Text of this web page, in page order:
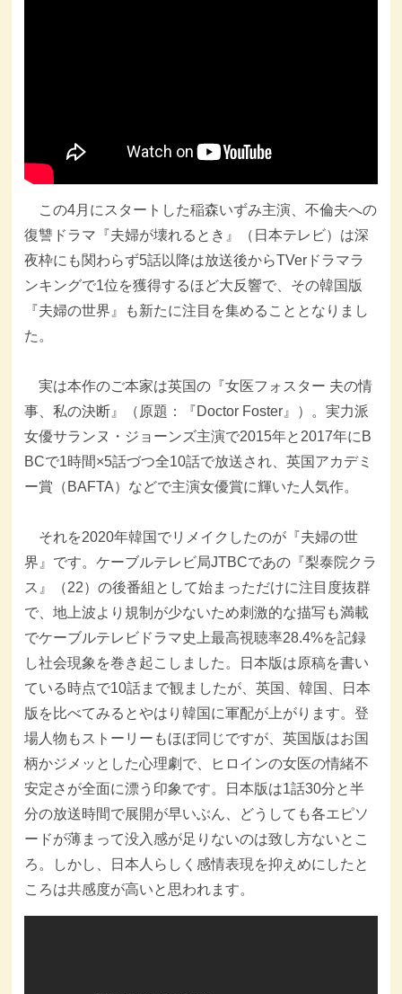
この4月にスタートした稲森いずみ主演、不倫夫への
復讐ドラマ『夫婦が壊れるとき』（日本テレビ）は深
夜枠にも関わらず5話以降は放送後からTVerドラマラ
ンキングで1位を獲得するほど大反響で、その韓国版
『夫婦の世界』も新たに注目を集めることとなりまし
た。
実は本作のご本家は英国の『女医フォスター 夫の情
事、私の決断』（原題：『Doctor Foster』）。実力派
女優サランヌ・ジョーンズ主演で2015年と2017年にB
BCで1時間×5話づつ全10話で放送され、英国アカデミ
ー賞（BAFTA）などで主演女優賞に輝いた人気作。
それを2020年韓国でリメイクしたのが『夫婦の世
界』です。ケーブルテレビ局JTBCであの『梨泰院クラ
ス』（22）の後番組として始まっただけに注目度抜群
で、地上波より規制が少ないため刺激的な描写も満載
でケーブルテレビドラマ史上最高視聴率28.4%を記録
し社会現象を巻き起こしました。日本版は原稿を書い
ている時点で10話まで観ましたが、英国、韓国、日本
版を比べてみるとやはり韓国に軍配が上がります。登
場人物もストーリーもほぼ同じですが、英国版はお国
柄かジメッとした心理劇で、ヒロインの女医の情緒不
安定さが全面に漂う印象です。日本版は1話30分と半
分の放送時間で展開が早いぶん、どうしても各エピソ
ードが薄まって没入感が足りないのは致し方ないとこ
ろ。しかし、日本人らしく感情表現を抑えめにしたと
ころは共感度が高いと思われます。